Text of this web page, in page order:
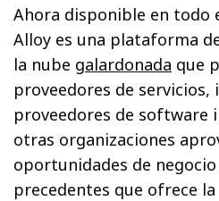
Ahora disponible en todo
Alloy es una plataforma
la nube galardonada que
proveedores de servicios,
proveedores de software
otras organizaciones
oportunidades de
precedentes que ofrece la